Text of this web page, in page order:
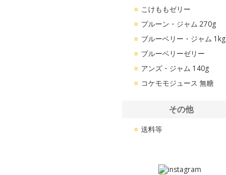
こけももゼリー
プルーン・ジャム 270g
ブルーベリー・ジャム 1kg
ブルーベリーゼリー
アンズ・ジャム 140g
コケモモジュース 無糖
その他
送料等